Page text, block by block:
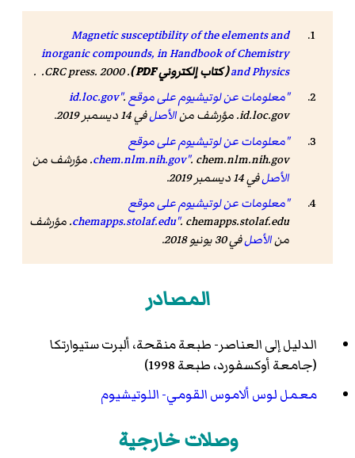
Magnetic susceptibility of the elements and
inorganic compounds, in Handbook of Chemistry
and Physics( كتاب إلكتروني PDF )
. CRC press. 2000. .
"معلومات عن لوتيشيوم على موقع id.loc.gov".
id.loc.gov. مؤرشف من
الأصلفي 14 ديسمبر 2019.
"معلومات عن لوتيشيوم على موقع
chem.nlm.nih.gov". chem.nlm.nih.gov. مؤرشف من
الأصلفي 14 ديسمبر 2019.
"معلومات عن لوتيشيوم على موقع
chemapps.stolaf.edu". chemapps.stolaf.edu. مؤرشف
منالأصلفي 30 يونيو 2018.
المصادر
الدليل إلى العناصر- طبعة منقحة، ألبرت ستيوارتكا
(جامعة أوكسفورد، طبعة 1998)
معمل لوس ألاموس القومي- اللوتيشيوم
وصلات خارجية